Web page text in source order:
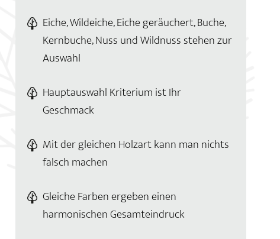
Eiche, Wildeiche, Eiche geräuchert, Buche,
Kernbuche, Nuss und Wildnuss stehen zur
Auswahl
Hauptauswahl Kriterium ist Ihr
Geschmack
Mit der gleichen Holzart kann man nichts
falsch machen
Gleiche Farben ergeben einen
harmonischen Gesamteindruck